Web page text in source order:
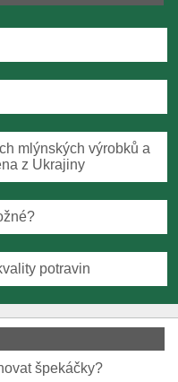
mlýnských výrobků a
z Ukrajiny
potravin
špekáčky?